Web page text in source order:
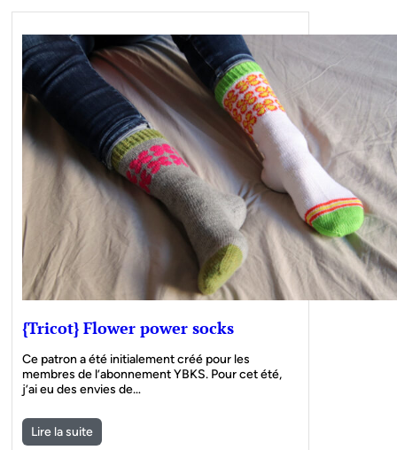
{Tricot} Flower power socks
Ce patron a été initialement créé pour les
membres de l’abonnement YBKS. Pour cet été,
j’ai eu des envies de…
Lire la suite